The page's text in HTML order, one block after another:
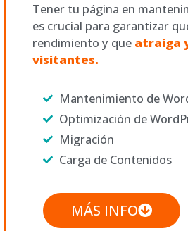
Tener tu página en
es crucial para garantizar
rendimiento y que atraiga
visitantes.
Mantenimiento de
Optimización de
Migración
Carga de Contenidos
MÁS INFO